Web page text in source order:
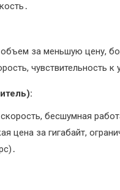
за меньшую цену,
чувствительность к
бесшумная
цена за гигабайт,